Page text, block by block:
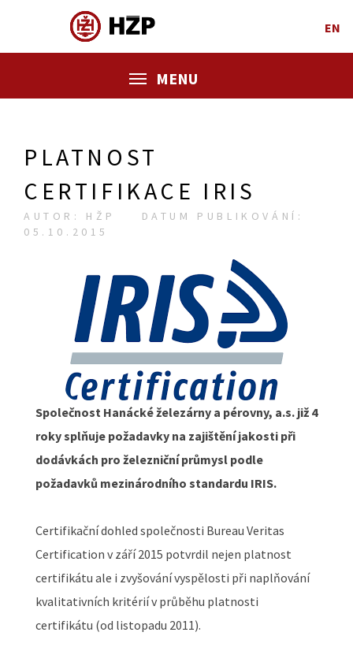
EN
MENU
PLATNOST
CERTIFIKACE IRIS
AUTOR: HŽP
DATUM PUBLIKOVÁNÍ:
05.10.2015
Společnost Hanácké železárny a pérovny, a.s. již 4
roky splňuje požadavky na zajištění jakosti při
dodávkách pro železniční průmysl podle
požadavků mezinárodního standardu IRIS.
Certifikační dohled společnosti Bureau Veritas
Certification v září 2015 potvrdil nejen platnost
certifikátu ale i zvyšování vyspělosti při naplňování
kvalitativních kritérií v průběhu platnosti
certifikátu (od listopadu 2011).